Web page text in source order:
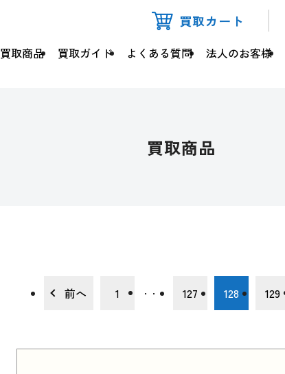
買取カート
買取商品 買取ガイド よくある質問 法人のお客様
買取商品
前へ 1 ・・・ 127 128 129